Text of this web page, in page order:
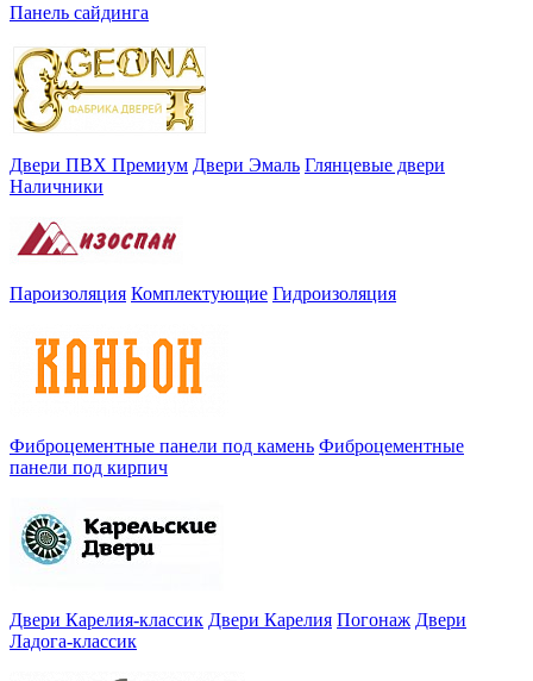
Панель сайдинга
Двери ПВХ Премиум Двери Эмаль Глянцевые двери
Наличники
Пароизоляция Комплектующие Гидроизоляция
Фиброцементные панели под камень Фиброцементные
панели под кирпич
Двери Карелия-классик Двери Карелия Погонаж Двери
Ладога-классик